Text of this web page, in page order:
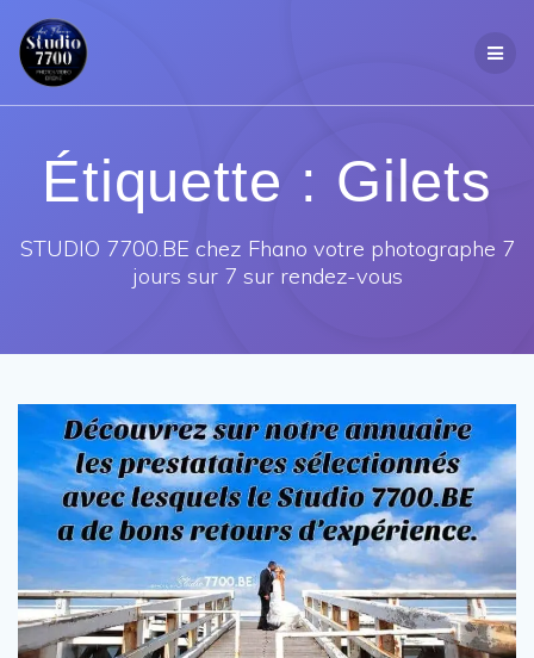
Étiquette : Gilets
STUDIO 7700.BE chez Fhano votre photographe 7
jours sur 7 sur rendez-vous